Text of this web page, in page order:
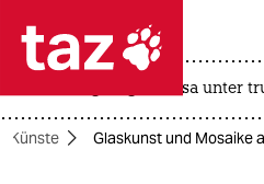
 taz zahl
taz zahl ich
usa unter
Künste Glaskunst und Mosaike